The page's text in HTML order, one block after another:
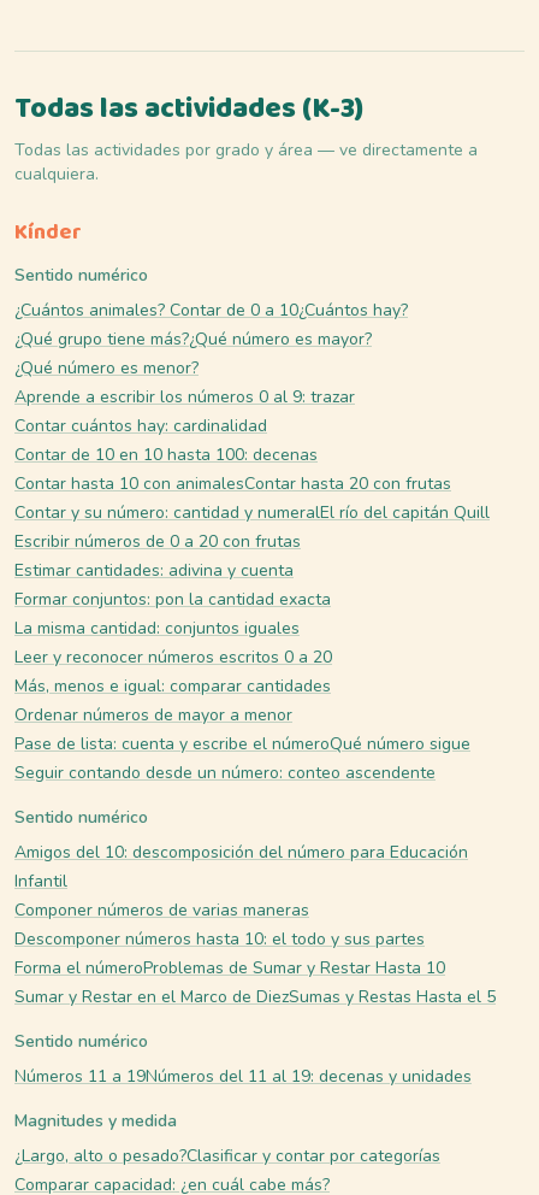
Todas las actividades (K-3)
Todas las actividades por grado y área — ve directamente a
cualquiera.
Kínder
Sentido numérico
¿Cuántos animales? Contar de 0 a 10¿Cuántos hay?
¿Qué grupo tiene más?¿Qué número es mayor?
¿Qué número es menor?
Aprende a escribir los números 0 al 9: trazar
Contar cuántos hay: cardinalidad
Contar de 10 en 10 hasta 100: decenas
Contar hasta 10 con animalesContar hasta 20 con frutas
Contar y su número: cantidad y numeralEl río del capitán Quill
Escribir números de 0 a 20 con frutas
Estimar cantidades: adivina y cuenta
Formar conjuntos: pon la cantidad exacta
La misma cantidad: conjuntos iguales
Leer y reconocer números escritos 0 a 20
Más, menos e igual: comparar cantidades
Ordenar números de mayor a menor
Pase de lista: cuenta y escribe el númeroQué número sigue
Seguir contando desde un número: conteo ascendente
Sentido numérico
Amigos del 10: descomposición del número para Educación
Infantil
Componer números de varias maneras
Descomponer números hasta 10: el todo y sus partes
Forma el númeroProblemas de Sumar y Restar Hasta 10
Sumar y Restar en el Marco de DiezSumas y Restas Hasta el 5
Sentido numérico
Números 11 a 19Números del 11 al 19: decenas y unidades
Magnitudes y medida
¿Largo, alto o pesado?Clasificar y contar por categorías
Comparar capacidad: ¿en cuál cabe más?